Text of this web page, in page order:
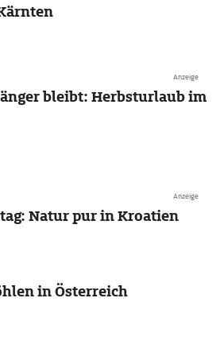
Anzeige
bleibt: Herbsturlaub im
Anzeige
Natur pur in Kroatien
in Österreich